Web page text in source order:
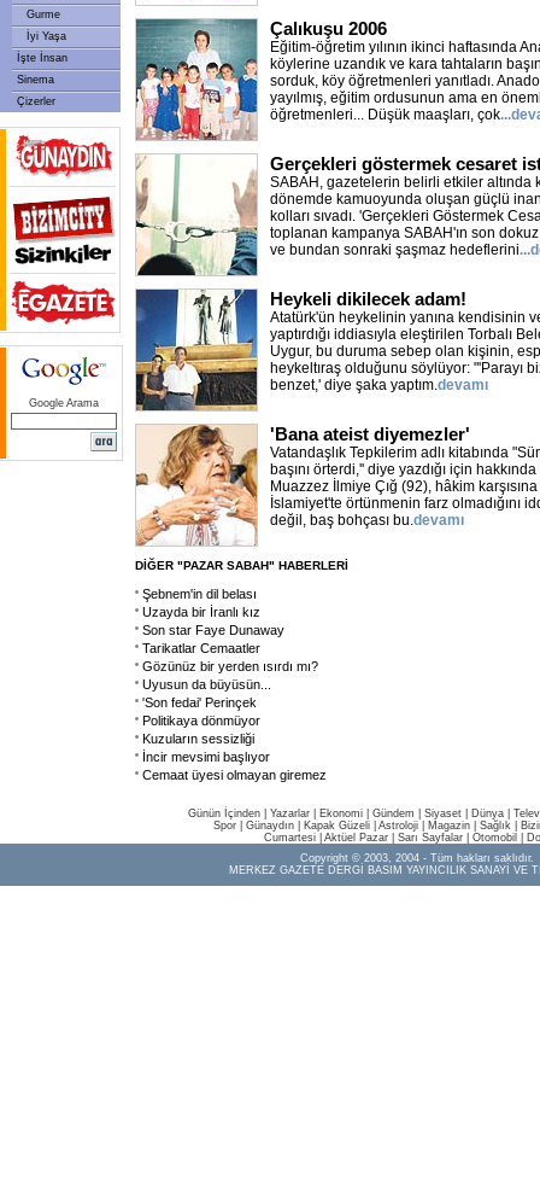
Gurme
İyi Yaşa
İşte İnsan
Sinema
Çizerler
Google Arama
Çalıkuşu 2006
Eğitim-öğretim yılının ikinci haftasında
köylerine uzandık ve kara tahtaların
sorduk, köy öğretmenleri yanıtladı.
yayılmış, eğitim ordusunun ama en
öğretmenleri... Düşük maaşları, çok
Gerçekleri göstermek cesaret
SABAH, gazetelerin belirli etkiler altında
dönemde kamuoyunda oluşan güçlü
kolları sıvadı. 'Gerçekleri Göstermek
toplanan kampanya SABAH'ın son
ve bundan sonraki şaşmaz hedeflerini
Heykeli dikilecek adam!
Atatürk'ün heykelinin yanına kendisinin
yaptırdığı iddiasıyla eleştirilen Torbalı
Uygur, bu duruma sebep olan kişinin,
heykeltıraş olduğunu söylüyor: "'Parayı
benzet,' diye şaka yaptım.devamı
'Bana ateist diyemezler'
Vatandaşlık Tepkilerim adlı kitabında
başını örterdi,'' diye yazdığı için
Muazzez İlmiye Çığ (92), hâkim
İslamiyet'te örtünmenin farz olmadığını
değil, baş bohçası bu.devamı
DİĞER "PAZAR SABAH" HABERLERİ
Şebnem'in dil belası
Uzayda bir İranlı kız
Son star Faye Dunaway
Tarikatlar Cemaatler
Gözünüz bir yerden ısırdı mı?
Uyusun da büyüsün...
'Son fedai' Perinçek
Politikaya dönmüyor
Kuzuların sessizliği
İncir mevsimi başlıyor
Cemaat üyesi olmayan giremez
Günün İçinden Yazarlar Ekonomi Gündem Siyaset Dünya |
Spor
Günaydın Kapak Güzeli Astroloji Magazin Sağlık
Cumartesi| Aktüel Pazar| Sarı Sayfalar| Otomobil
Copyright © 2003, 2004 - Tüm hakları saklıdır.
MERKEZ GAZETE DERGİ BASIM YAYINCILIK SANAYİ VE